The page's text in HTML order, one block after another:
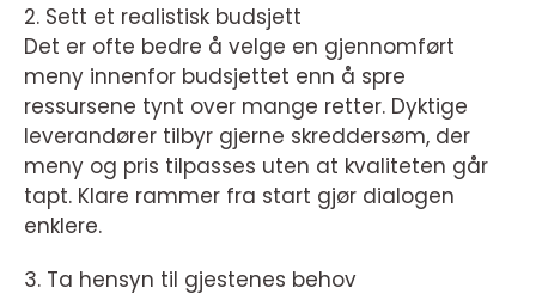
2. Sett et realistisk budsjett
Det er ofte bedre å velge en gjennomført
meny innenfor budsjettet enn å spre
ressursene tynt over mange retter. Dyktige
leverandører tilbyr gjerne skreddersøm, der
meny og pris tilpasses uten at kvaliteten går
tapt. Klare rammer fra start gjør dialogen
enklere.
3. Ta hensyn til gjestenes behov